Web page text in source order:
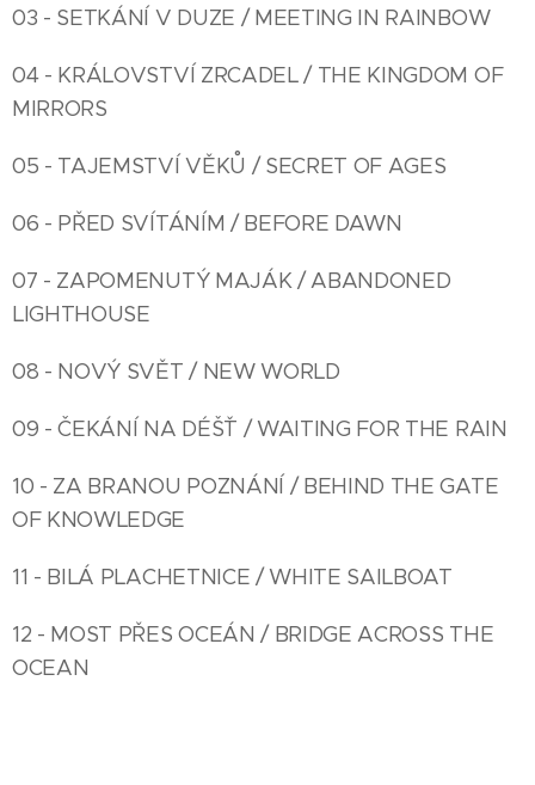
03 - SETKÁNÍ V DUZE / MEETING IN RAINBOW
04 - KRÁLOVSTVÍ ZRCADEL / THE KINGDOM OF
MIRRORS
05 - TAJEMSTVÍ VĚKŮ / SECRET OF AGES
06 - PŘED SVÍTÁNÍM / BEFORE DAWN
07 - ZAPOMENUTÝ MAJÁK / ABANDONED
LIGHTHOUSE
08 - NOVÝ SVĚT / NEW WORLD
09 - ČEKÁNÍ NA DÉŠŤ / WAITING FOR THE RAIN
10 - ZA BRANOU POZNÁNÍ / BEHIND THE GATE
OF KNOWLEDGE
11 - BILÁ PLACHETNICE / WHITE SAILBOAT
12 - MOST PŘES OCEÁN / BRIDGE ACROSS THE
OCEAN